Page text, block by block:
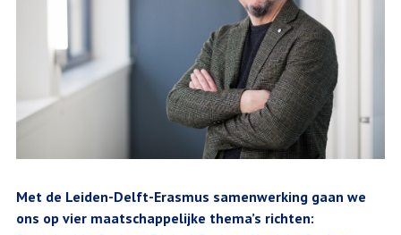
Met de Leiden-Delft-Erasmus samenwerking gaan we
ons op vier maatschappelijke thema’s richten: